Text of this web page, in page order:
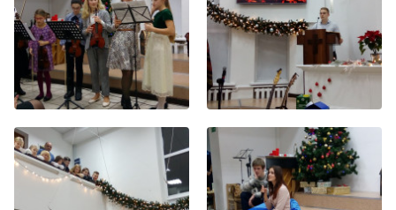
Видео
Архив
Пожертвования